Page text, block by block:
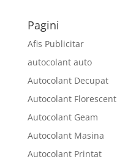
Pagini
Afis Publicitar
autocolant auto
Autocolant Decupat
Autocolant Florescent
Autocolant Geam
Autocolant Masina
Autocolant Printat